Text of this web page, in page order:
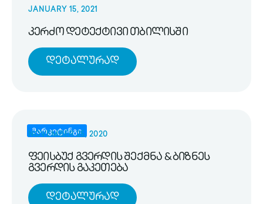
JANUARY 15, 2021
კერძო დეტექტივი თბილისში
Დეტალურად
მარკეტინგი
NOVEMBER 25, 2020
ფეისბუქ გვერდის შექმნა & ბიზნეს
გვერდის გაკეთება
Დეტალურად